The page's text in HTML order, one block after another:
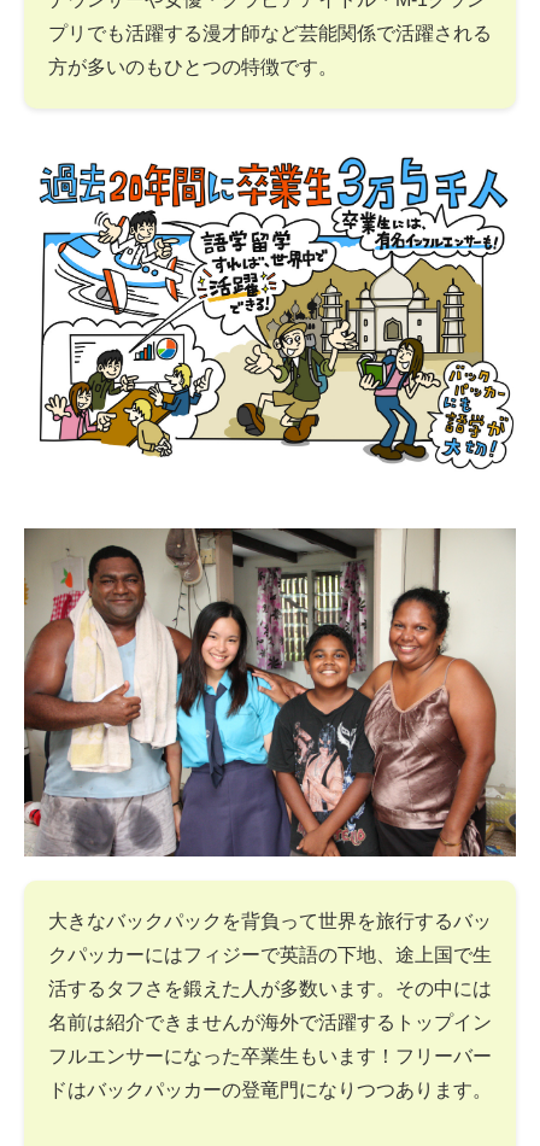
プリでも活躍する漫才師など芸能関係で活躍される
方が多いのもひとつの特徴です。
大きなバックパックを背負って世界を旅行するバッ
クパッカーにはフィジーで英語の下地、途上国で生
活するタフさを鍛えた人が多数います。その中には
名前は紹介できませんが海外で活躍するトップイン
フルエンサーになった卒業生もいます！フリーバー
ドはバックパッカーの登竜門になりつつあります。